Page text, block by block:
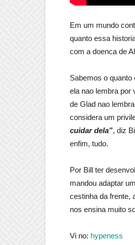
Em um mundo
quanto essa
com a doenca de
Sabemos o
ela nao lembra por
de Glad nao
considera um
cuidar dela”, diz
enfim, tudo.
Por Bill ter
mandou adaptar
cestinha da frente,
nos ensina muito
Vi no: hypeness